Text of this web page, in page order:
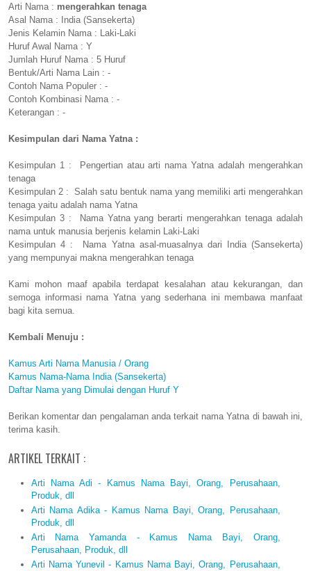
Arti Nama : mengerahkan tenaga
Asal Nama : India (Sansekerta)
Jenis Kelamin Nama : Laki-Laki
Huruf Awal Nama : Y
Jumlah Huruf Nama : 5 Huruf
Bentuk/Arti Nama Lain : -
Contoh Nama Populer : -
Contoh Kombinasi Nama : -
Keterangan : -
Kesimpulan dari Nama Yatna :
Kesimpulan 1 : Pengertian atau arti nama Yatna adalah mengerahkan
tenaga
Kesimpulan 2 : Salah satu bentuk nama yang memiliki arti mengerahkan
tenaga yaitu adalah nama Yatna
Kesimpulan 3 : Nama Yatna yang berarti mengerahkan tenaga adalah
nama untuk manusia berjenis kelamin Laki-Laki
Kesimpulan 4 : Nama Yatna asal-muasalnya dari India (Sansekerta)
yang mempunyai makna mengerahkan tenaga
Kami mohon maaf apabila terdapat kesalahan atau kekurangan, dan
semoga informasi nama Yatna yang sederhana ini membawa manfaat
bagi kita semua.
Kembali Menuju :
Kamus Arti Nama Manusia / Orang
Kamus Nama-Nama India (Sansekerta)
Daftar Nama yang Dimulai dengan Huruf Y
Berikan komentar dan pengalaman anda terkait nama Yatna di bawah ini,
terima kasih.
ARTIKEL TERKAIT :
Arti Nama Adi - Kamus Nama Bayi, Orang, Perusahaan,
Produk, dll
Arti Nama Adika - Kamus Nama Bayi, Orang, Perusahaan,
Produk, dll
Arti Nama Yamanda - Kamus Nama Bayi, Orang,
Perusahaan, Produk, dll
Arti Nama Yunevil - Kamus Nama Bayi, Orang, Perusahaan,